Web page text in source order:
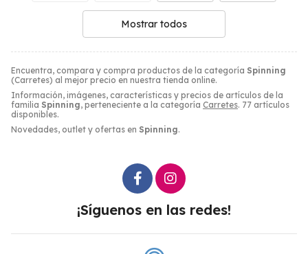
Encuentra, compara y compra productos de la categoría Spinning
(Carretes) al mejor precio en nuestra tienda online.
Información, imágenes, características y precios de artículos de la
familia Spinning, perteneciente a la categoría Carretes. 77 artículos
disponibles.
Novedades, outlet y ofertas en Spinning.
Mostrar todos
¡Síguenos en las redes!